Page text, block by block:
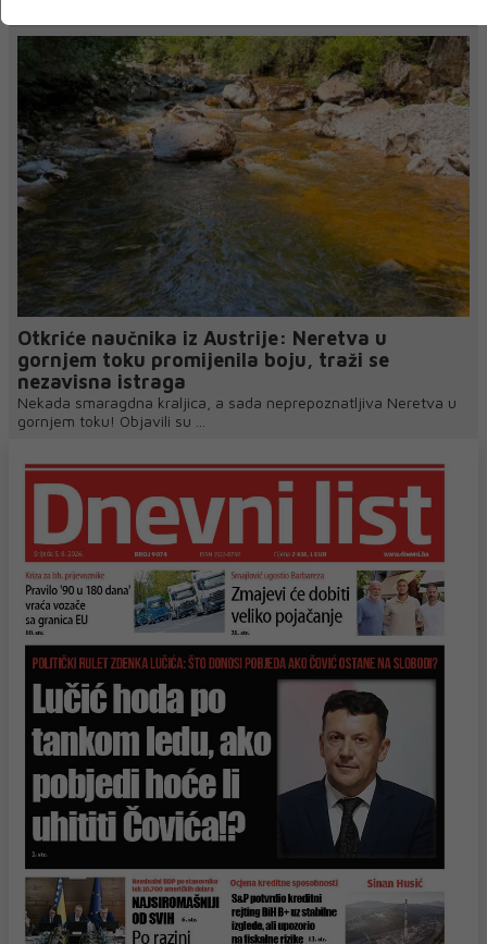
Otkriće naučnika iz Austrije: Neretva u
gornjem toku promijenila boju, traži se
nezavisna istraga
Nekada smaragdna kraljica, a sada neprepoznatljiva Neretva u
gornjem toku! Objavili su ...